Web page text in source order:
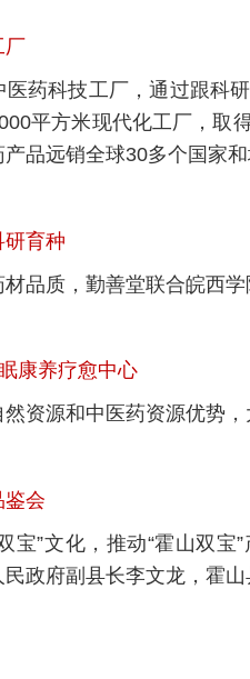
厂
医药科技工厂，通过跟科
平方米现代化工厂，取
品远销全球30多个国家和
研育种
品质，勤善堂联合皖西
康养疗愈中心
资源和中医药资源优势
鉴会
宝”文化，推动“霍山双
政府副县长李文龙，霍